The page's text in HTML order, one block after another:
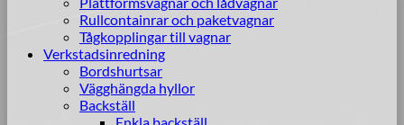
Rullcontainrar och paketvagnar
Tågkopplingar till vagnar
Verkstadsinredning
Bordshurtsar
Vägghängda hyllor
Backställ